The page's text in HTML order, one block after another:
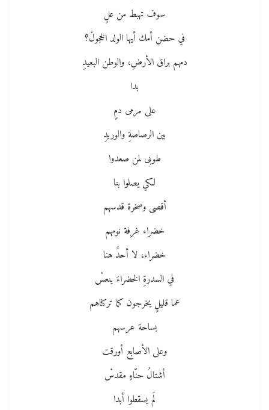
سوف تهبط من علٍ
في حضن أمك أيها الولد الخجولْ؟
دمهم براق الأرضِ، والوطن البعيدِ
بدا
على مرمى دمٍ
بين الرصاصةِ والوريدِ
طوبى لمن صعدوا
لكي يصلوا بنا
أقصى وصخرة قدسهم
خضراء غرفة نومهم
خضراء، لا أحدٌ هنا
في السدرةِ الخضراءَ ينعسْ
عما قليلٍ يخرجون كما تركناهم
بساحة عرسهم
وعلى الأصابع أورقت
أشتالُ حنّاءٍ مقدسْ
لَم يسقطوا أبدا